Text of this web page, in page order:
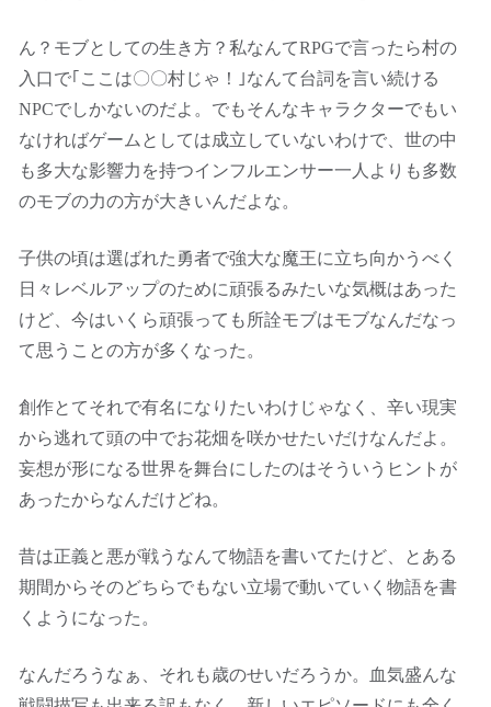
ん？モブとしての生き方？私なんてRPGで言ったら村の
入口で｢ここは〇〇村じゃ！｣なんて台詞を言い続ける
NPCでしかないのだよ。でもそんなキャラクターでもい
なければゲームとしては成立していないわけで、世の中
も多大な影響力を持つインフルエンサー一人よりも多数
のモブの力の方が大きいんだよな。
子供の頃は選ばれた勇者で強大な魔王に立ち向かうべく
日々レベルアップのために頑張るみたいな気概はあった
けど、今はいくら頑張っても所詮モブはモブなんだなっ
て思うことの方が多くなった。
創作とてそれで有名になりたいわけじゃなく、辛い現実
から逃れて頭の中でお花畑を咲かせたいだけなんだよ。
妄想が形になる世界を舞台にしたのはそういうヒントが
あったからなんだけどね。
昔は正義と悪が戦うなんて物語を書いてたけど、とある
期間からそのどちらでもない立場で動いていく物語を書
くようになった。
なんだろうなぁ、それも歳のせいだろうか。血気盛んな